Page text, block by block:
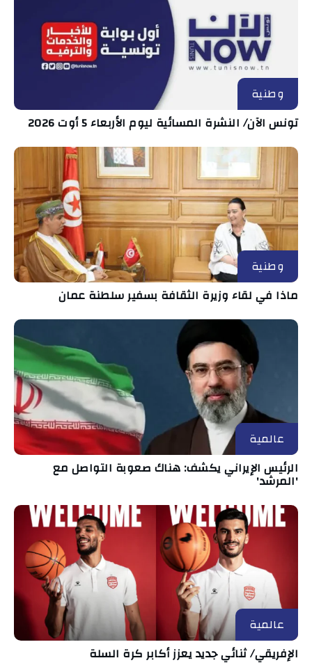
وطنية
تونس الآن/ النشرة المسائية ليوم الأربعاء 5 أوت 2026
وطنية
ماذا في لقاء وزيرة الثقافة بسفير سلطنة عمان
عالمية
الرئيس الإيراني يكشف: هناك صعوبة التواصل مع
'المرشد'
عالمية
الإفريقي/ ثنائي جديد يعزز أكابر كرة السلة